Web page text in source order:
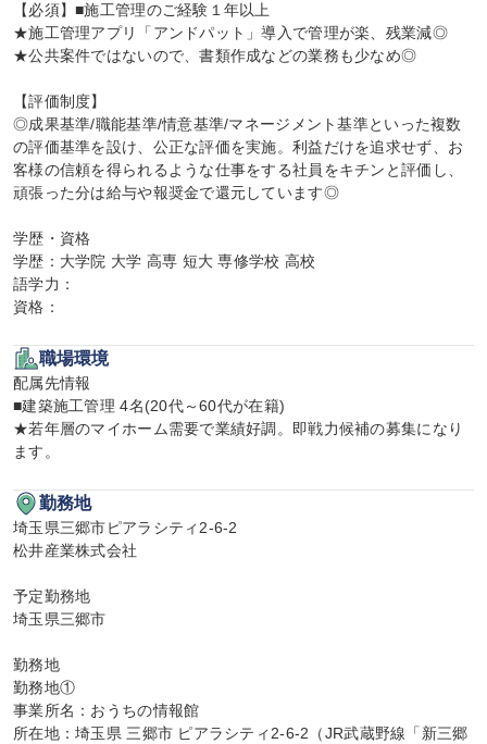
【必須】■施工管理のご経験１年以上
★施工管理アプリ「アンドパット」導入で管理が楽、残業減◎
★公共案件ではないので、書類作成などの業務も少なめ◎
【評価制度】
◎成果基準/職能基準/情意基準/マネージメント基準といった複数
の評価基準を設け、公正な評価を実施。利益だけを追求せず、お
客様の信頼を得られるような仕事をする社員をキチンと評価し、
頑張った分は給与や報奨金で還元しています◎
学歴・資格
学歴：大学院 大学 高専 短大 専修学校 高校
語学力：
資格：
職場環境
配属先情報
■建築施工管理 4名(20代～60代が在籍)
★若年層のマイホーム需要で業績好調。即戦力候補の募集になり
ます。
勤務地
埼玉県三郷市ピアラシティ2-6-2
松井産業株式会社
予定勤務地
埼玉県三郷市
勤務地
勤務地①
事業所名：おうちの情報館
所在地：埼玉県 三郷市 ピアラシティ2-6-2（JR武蔵野線「新三郷